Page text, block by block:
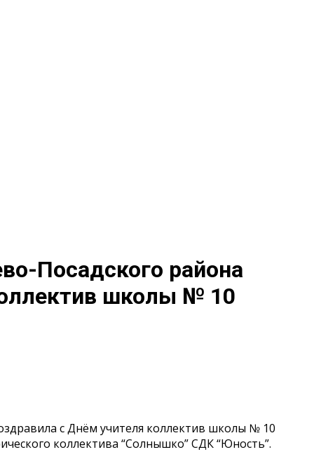
Посадского района
школы № 10
с Днём учителя коллектив школы № 10
коллектива “Солнышко” СДК “Юность”.